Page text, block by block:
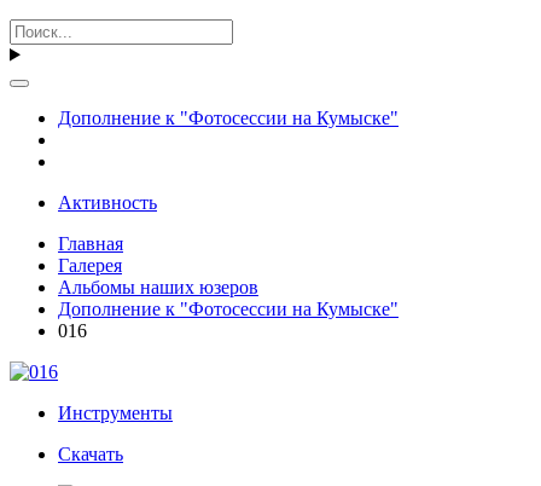
Дополнение к "Фотосессии на Кумыске"
Активность
Главная
Галерея
Альбомы наших юзеров
Дополнение к "Фотосессии на Кумыске"
016
Инструменты
Скачать